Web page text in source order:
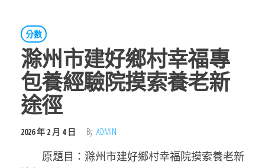
分數
滁州市建好鄉村幸福專
包養經驗院摸索養老新
途徑
2026 年 2 月 4 日 By ADMIN
原題目：滁州市建好鄉村幸福院摸索養老新